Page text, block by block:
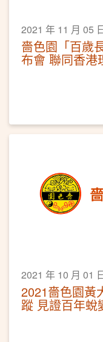
2021 年 11 月 05
嗇色園「百歲
布會 聯同香港
2021 年 10 月 01
2021嗇色園黃
蹤 見證百年蛻